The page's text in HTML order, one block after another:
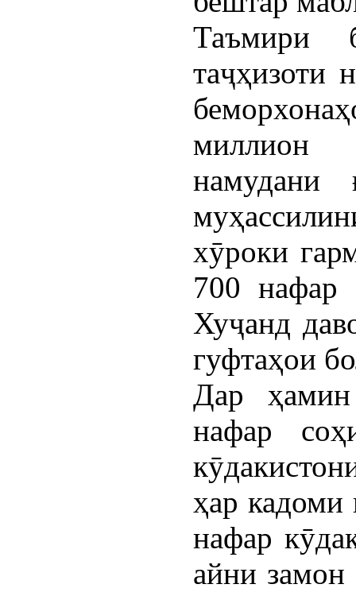
Таъмири
таҷҳизоти
миллион
намудани
хӯроки
700 нафар
Хуҷанд
гуфтаҳои
Дар
нафар
ҳар
нафар
айни